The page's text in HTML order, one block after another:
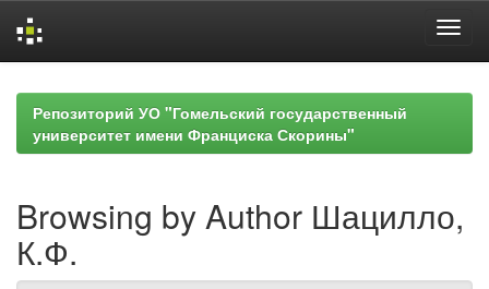
navigationРепозиторий УО "Гомельский государственный
университет имени Франциска Скорины"
Browsing by Author Шацилло,
К.Ф.